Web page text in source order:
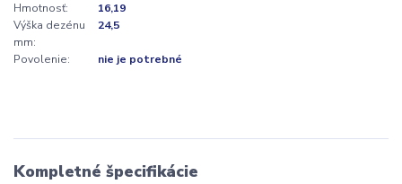
Hmotnosť:
16,19
Výška dezénu
mm:
24,5
Povolenie: nie je potrebné
Kompletné špecifikácie